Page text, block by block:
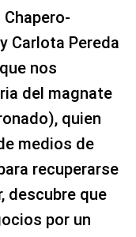
Carlota Pereda
nos
del magnate
quien
medios de
recuperarse
descubre que
por un